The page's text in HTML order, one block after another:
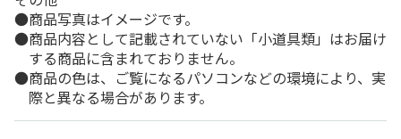
商品写真はイメージです。
商品内容として記載されていない「小道具類」はお届け
する商品に含まれておりません。
商品の色は、ご覧になるパソコンなどの環境により、実
際と異なる場合があります。